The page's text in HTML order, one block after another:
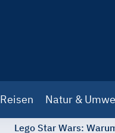
Reisen Natur &
Lego Star Wars: